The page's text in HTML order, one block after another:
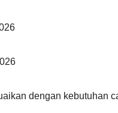
dengan kebutuhan